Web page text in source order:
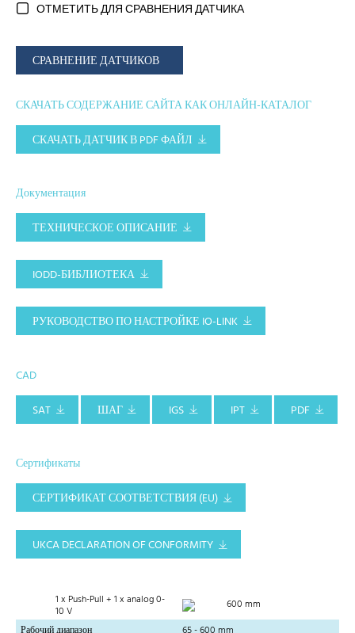
ОТМЕТИТЬ ДЛЯ СРАВНЕНИЯ ДАТЧИКА
СРАВНЕНИЕ ДАТЧИКОВ
СКАЧАТЬ СОДЕРЖАНИЕ САЙТА КАК ОНЛАЙН-КАТАЛОГ
СКАЧАТЬ ДАТЧИК В PDF ФАЙЛ
Документация
ТЕХНИЧЕСКОЕ ОПИСАНИЕ
IODD-БИБЛИОТЕКА
РУКОВОДСТВО ПО НАСТРОЙКЕ IO-LINK
CAD
SAT
ШАГ IGS IPT PDF
Сертификаты
СЕРТИФИКАТ СООТВЕТСТВИЯ (EU)
UKCA DECLARATION OF CONFORMITY
1 x Push-Pull + 1 x analog 0-
10 V
600 mm